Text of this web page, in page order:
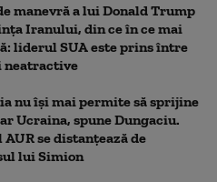
manevră a lui Donald Trump
Iranului, din ce în ce mai
liderul SUA este prins între
neatractive
nu își mai permite să sprijine
Ucraina, spune Dungaciu.
se distanțează de
lui Simion